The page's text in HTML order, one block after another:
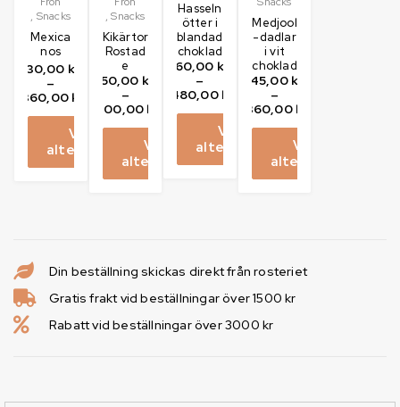
, Snacks
Mexica
nos
30,00 kr
–
360,00 kr
Välj
alternativ
,Snacks
Kikärtor
Rostad
e
50,00 kr
–
300,00 kr
Välj
alternativ
Hasseln
ötter i
blandad
choklad
60,00 kr
–
480,00 kr
Välj
alternativ
Medjool
-dadlar
i vit
choklad
45,00 kr
–
360,00 kr
Välj
alternativ
Din beställning skickas direkt från rosteriet
Gratis frakt vid beställningar över 1500 kr
Rabatt vid beställningar över 3000 kr